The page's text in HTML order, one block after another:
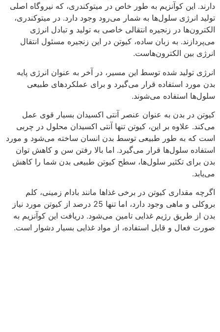
دارند. این کوآنزیم به طور خاص در میتوکندری، که نیروگاه اصلی
تولید انرژی سلول‌ها به شمار می‌رود وجود دارد. در میتوکندری،
الکترون‌ها در زنجیره انتقالی خاصی به تولید و تبادل انرژی
می‌پردازند. به زبان ساده، کیوتن در این زنجیره مسئول انتقال
انرژی بین الکترون‌هاست.
انرژی تولید شده توسط این مسیر، در آخر به عنوان انرژی پایه
بدن مورد استفاده قرار می‌گیرد و برای عملکردهای طبیعی
سلول‌ها استفاده می‌شوند.
کیوتن در بدن به عنوان عنصر آنتی اکسیدان بسیار قوی عمل
می‌کند. علاوه بر این، کیوتن تنها آنتی اکسیدان محلول در چربی
است که به طور طبیعی توسط بدن انسان ساخته می‌شود و مورد
استفاده سلول‌ها قرار می‌گیرد. اما بالا رفتن سن و کاهش توان
بدن برای تکثیر سلول‌ها، سطح کیوتن طبیعی بدن شما را کاهش
می‌یابد.
اگرچه مقداری کیوتن در برخی غذاها مانند بادام زمینی، کلم
بروکلی و ماهی وجود دارد، اما تنها 25 درصد از کیوتن مورد نیاز
بدن از طریق رژیم غذایی تامین می‌شود. دریافت این کوآنزیم به
صورت فعال و قابل استفاده، از مواد غذایی بسیار دشوار است.